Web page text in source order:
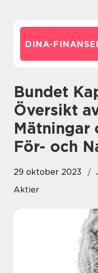
DINA-
Bundet Kapital: En
Översikt
Mätningar
För- och
29 oktober 2023
Aktier